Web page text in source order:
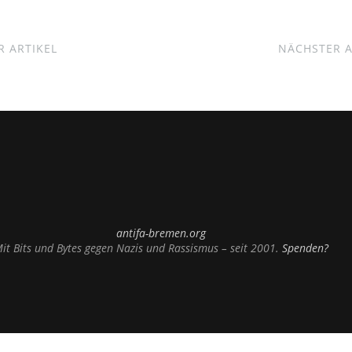
NÄCHSTER
ARTIKEL
antifa-bremen.org
Bits und Bytes gegen Nazis und Rassismus – seit 2001.Spenden?